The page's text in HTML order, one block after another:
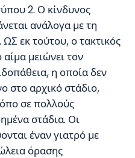
2. Ο κίνδυνος
ανάλογα με τη
εκ τούτου, ο τακτικός
μειώνει τον
η οποία δεν
στο αρχικό στάδιο,
σε πολλούς
στάδια. Οι
έναν γιατρό με
όρασης